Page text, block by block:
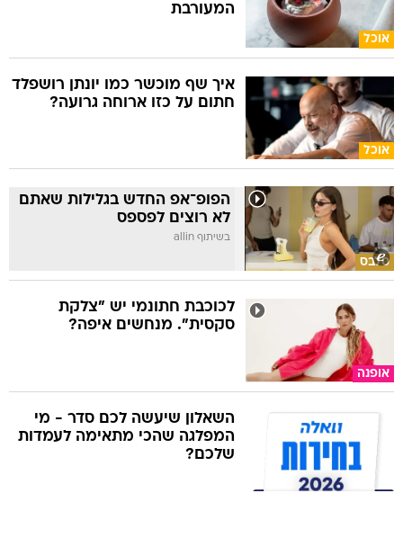
אוכל
המעורבת
אוכל
איך שף מוכשר כמו יונתן רושפלד
חתום על כזו ארוחה גרועה?
סלבס
הפופ־אפ החדש בגלילות שאתם
לא רוצים לפספס
בשיתוף allin
אופנה
לכוכבת חתונמי יש "צלקת
סקסית". מנחשים איפה?
השאלון שיעשה לכם סדר - מי
המפלגה שהכי מתאימה לעמדות
שלכם?